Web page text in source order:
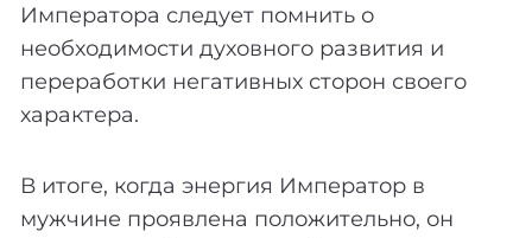
Императора следует помнить о
необходимости духовного развития и
переработки негативных сторон своего
характера.
В итоге, когда энергия Император в
мужчине проявлена положительно, он